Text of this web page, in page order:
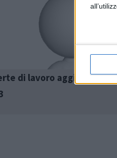
di lavoro aggiornate al